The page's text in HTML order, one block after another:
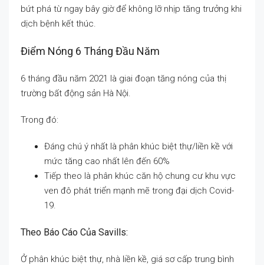
bứt phá từ ngay bây giờ để không lỡ nhịp tăng trưởng khi
dịch bệnh kết thúc.
Điểm Nóng 6 Tháng Đầu Năm
6 tháng đầu năm 2021 là giai đoạn tăng nóng của thị
trường bất động sản Hà Nội.
Trong đó:
Đáng chú ý nhất là phân khúc biệt thự/liền kề với
mức tăng cao nhất lên đến 60%
Tiếp theo là phân khúc căn hộ chung cư khu vực
ven đô phát triển mạnh mẽ trong đại dịch Covid-
19.
Theo Báo Cáo Của Savills:
Ở phân khúc biệt thự, nhà liền kề, giá sơ cấp trung bình